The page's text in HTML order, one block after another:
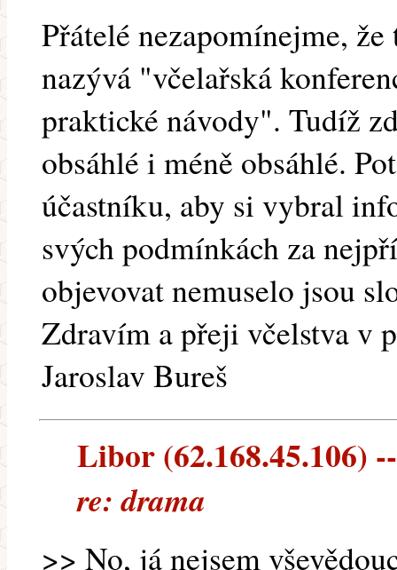
Přátelé nezapomínejme,
nazývá "včelařská
praktické návody". Tudíž
obsáhlé i méně obsáhlé.
účastníku, aby si vybral
svých podmínkách za
objevovat nemuselo jsou
Zdravím a přeji včelstva v
Jaroslav Bureš
Libor (62.168.45.106)
re: drama
>> No, já nejsem